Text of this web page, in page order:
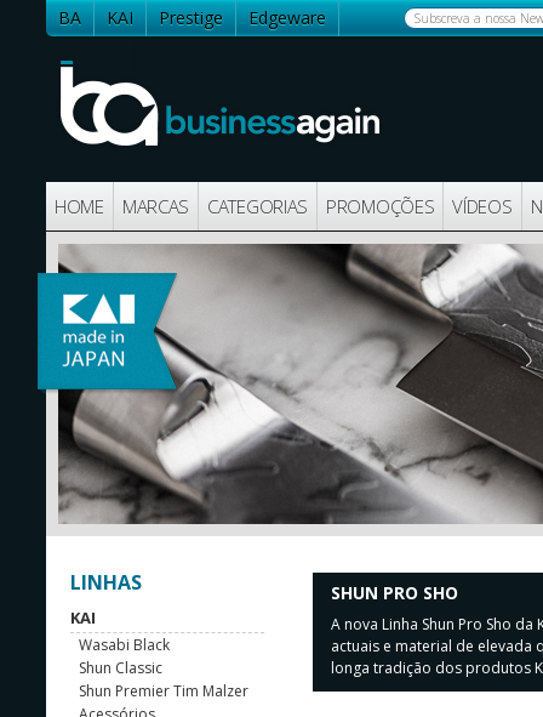
BA KAI Prestige
Edgeware
HOME MARCAS CATEGORIAS PROMOÇÕES VÍDEOS
LINHAS
KAI
Wasabi Black
Shun Classic
Shun Premier Tim Malzer
SHUN PRO SHO
A nova Linha Shun Pro Sho
actuais e material de elevada
longa tradição dos produtos
Devido à sua forma, o cabo